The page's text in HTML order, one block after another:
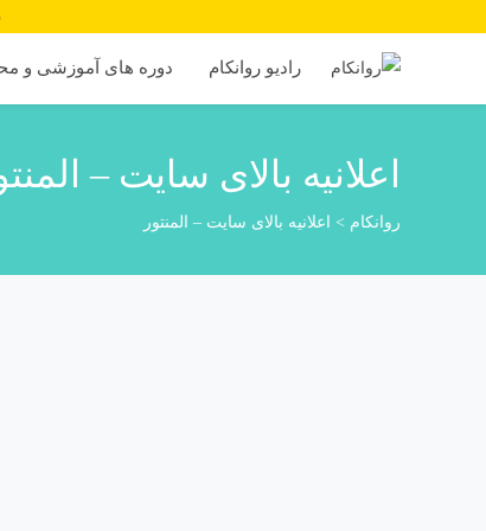
رادیو روانکام دوره های آموزشی و
اعلانیه بالای سایت –
روانکام > اعلانیه بالای سایت – المنتور